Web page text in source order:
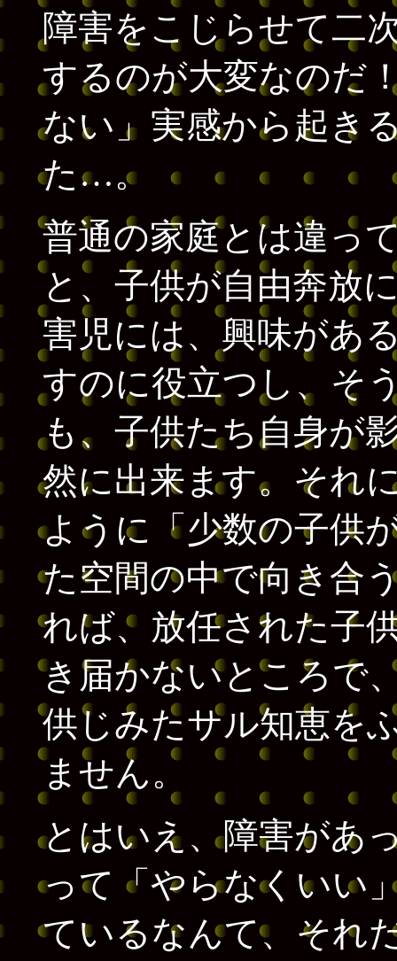
障害をこじらせて二
するのが大変なのだ
ない」実感から起き
た…。
普通の家庭とは違っ
と、子供が自由奔放
害児には、興味があ
すのに役立つし、そ
も、子供たち自身が
然に出来ます。それ
ように「少数の子供
た空間の中で向き合
れば、放任された子
き届かないところで
供じみたサル知恵を
ません。
とはいえ、障害があ
って「やらなくいい
ているなんて、それ